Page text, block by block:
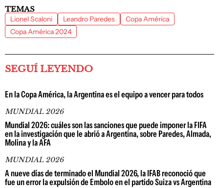
TEMAS
Lionel Scaloni Leandro Paredes
Copa América
Copa América 2024
SEGUÍ LEYENDO
En la Copa América, la Argentina es el equipo a vencer para todos
MUNDIAL 2026
Mundial 2026: cuáles son las sanciones que puede imponer la FIFA
en la investigación que le abrió a Argentina, sobre Paredes, Almada,
Molina y la AFA
MUNDIAL 2026
A nueve días de terminado el Mundial 2026, la IFAB reconoció que
fue un error la expulsión de Embolo en el partido Suiza vs Argentina